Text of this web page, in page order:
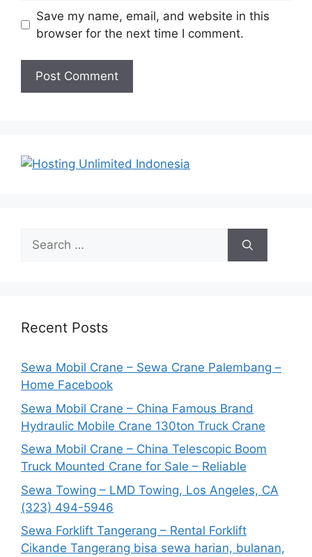
Save my name, email, and website in this
browser for the next time I comment.
Search
for:
Recent Posts
Sewa Mobil Crane – Sewa Crane Palembang –
Home Facebook
Sewa Mobil Crane – China Famous Brand
Hydraulic Mobile Crane 130ton Truck Crane
Sewa Mobil Crane – China Telescopic Boom
Truck Mounted Crane for Sale – Reliable
Sewa Towing – LMD Towing, Los Angeles, CA
(323) 494-5946
Sewa Forklift Tangerang – Rental Forklift
Cikande Tangerang bisa sewa harian, bulanan,